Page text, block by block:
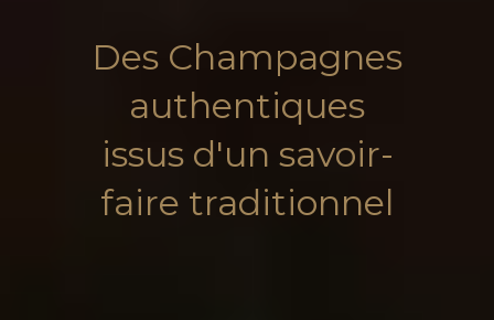
Des Champagnes
authentiques
issus d'un savoir-
faire traditionnel